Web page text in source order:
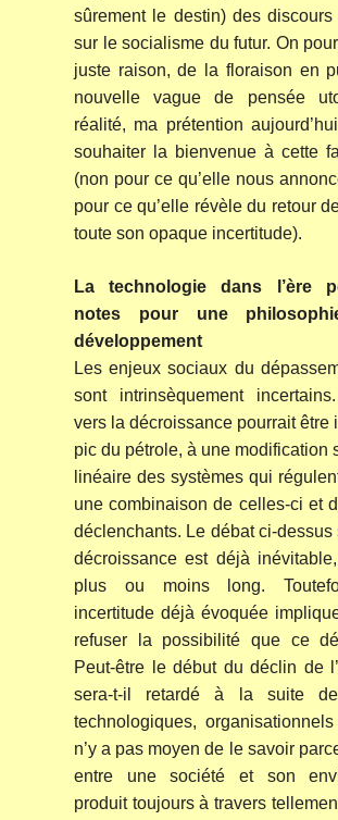
sûrement le destin) des
sur le socialisme du futur. On
juste raison, de la floraison en
nouvelle vague de pensée
réalité, ma prétention
souhaiter la bienvenue à cette
(non pour ce qu’elle nous
pour ce qu’elle révèle du retour
toute son opaque incertitude).
La technologie dans l’ère
notes pour une
développement
Les enjeux sociaux du
sont intrinsèquement
vers la décroissance pourrait être
pic du pétrole, à une modification
linéaire des systèmes qui
une combinaison de celles-ci et
déclenchants. Le débat ci-
décroissance est déjà
plus ou moins long.
incertitude déjà évoquée
refuser la possibilité que ce
Peut-être le début du déclin de
sera-t-il retardé à la suite de
technologiques,
n’y a pas moyen de le savoir
entre une société et son
produit toujours à travers